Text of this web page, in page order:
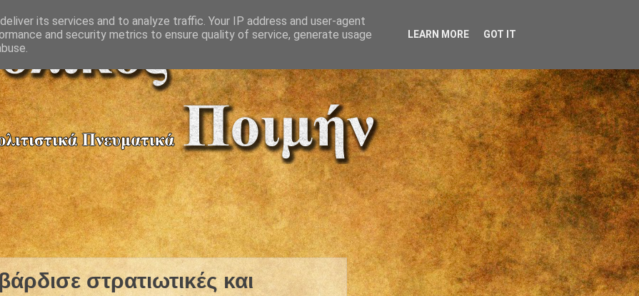
στρατιωτικές και
its services and to analyze traffic. Your IP address and user-agent
and security metrics to ensure quality of service, generate usage
LEARN MORE GOT IT